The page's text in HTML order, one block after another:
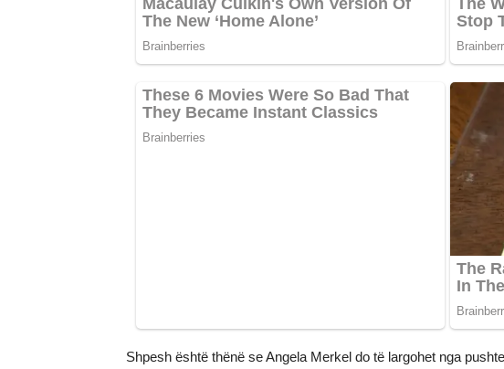
Shpesh është thënë se Angela Merkel do të largohet nga